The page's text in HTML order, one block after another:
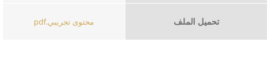
تحميل الملف محتوى تجريبي.pdf